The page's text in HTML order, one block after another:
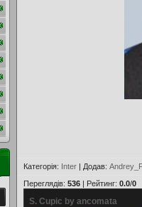
Категорія: Inter| Додав:
Переглядів: 536| Рейтинг: 0.0/0
S. Cupic by ancomata